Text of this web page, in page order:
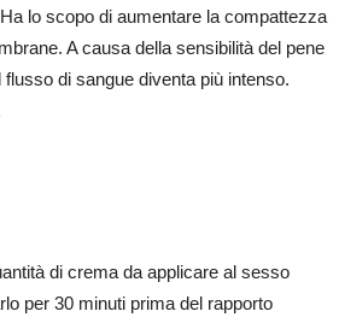
lo scopo di aumentare la compattezza
A causa della sensibilità del pene
di sangue diventa più intenso.
di crema da applicare al sesso
per 30 minuti prima del rapporto